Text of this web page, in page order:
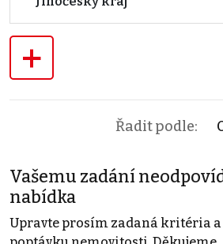
+
Řadit podle:
Vašemu zadání
nabídka
Upravte prosím zadaná kritéria a